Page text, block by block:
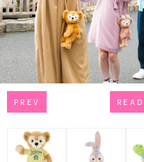
PREV